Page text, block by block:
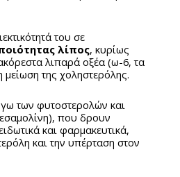
του σε
λίπος, κυρίως
λιπαρά οξέα (ω-6, τα
της χοληστερόλης.
των φυτοστερολών και
που δρουν
και φαρμακευτικά,
και την υπέρταση στον